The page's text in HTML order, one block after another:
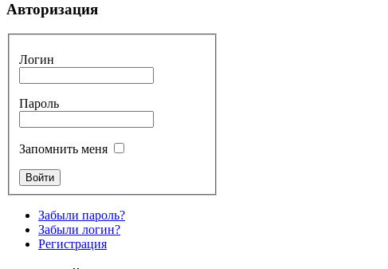
Авторизация
Логин
Пароль
Запомнить меня
Забыли пароль?
Забыли логин?
Регистрация